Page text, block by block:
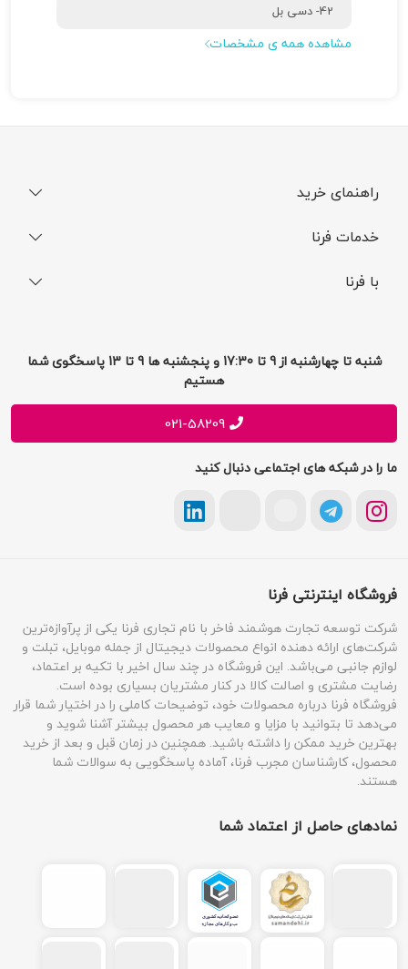
42- دسی بل
مشاهده همه ی مشخصات
راهنمای خرید
فرایند ارسال سفارش
راهنمای خرید اقساطی
خدمات فرنا
افتخارات فرنا
شرایط و قوانین
با فرنا
فرصت های شغلی
پیشنهادات و انتقادات
شنبه تا چهارشنبه از 9 تا 17:30 و پنجشنبه ها 9 تا 13 پاسخگوی شما
هستیم
021-58209
ما را در شبکه های اجتماعی دنبال کنید
فروشگاه اینترنتی فرنا
شرکت توسعه تجارت هوشمند فاخر با نام تجاری فرنا یکی از پرآوازه‌ترین
شرکت‌های ارائه دهنده انواع محصولات دیجیتال از جمله موبایل، تبلت و
لوازم جانبی می‌باشد. این فروشگاه در چند سال اخیر با تکیه بر اعتماد،
رضایت مشتری و اصالت کالا در کنار مشتریان بسیاری بوده است.
فروشگاه فرنا درباره محصولات خود، توضیحات کاملی را در اختیار شما قرار
می‌دهد تا بتوانید با مزایا و معایب هر محصول بیشتر آشنا شوید و
بهترین خرید ممکن را داشته باشید. همچنین در زمان قبل و بعد از خرید
محصول، کارشناسان مجرب فرنا، آماده پاسخگویی به سوالات شما
هستند.
نمادهای حاصل از اعتماد شما